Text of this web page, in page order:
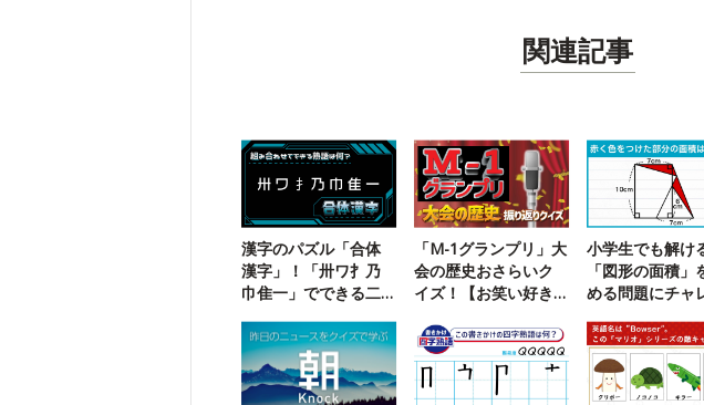
関連記事
漢字のパズル「合体
漢字」！「卅ワ扌乃
巾隹一」でできる二
「M-1グランプリ」大
会の歴史おさらいク
イズ！【お笑い好き
小学生でも解け
「図形の面積」
める問題にチャ